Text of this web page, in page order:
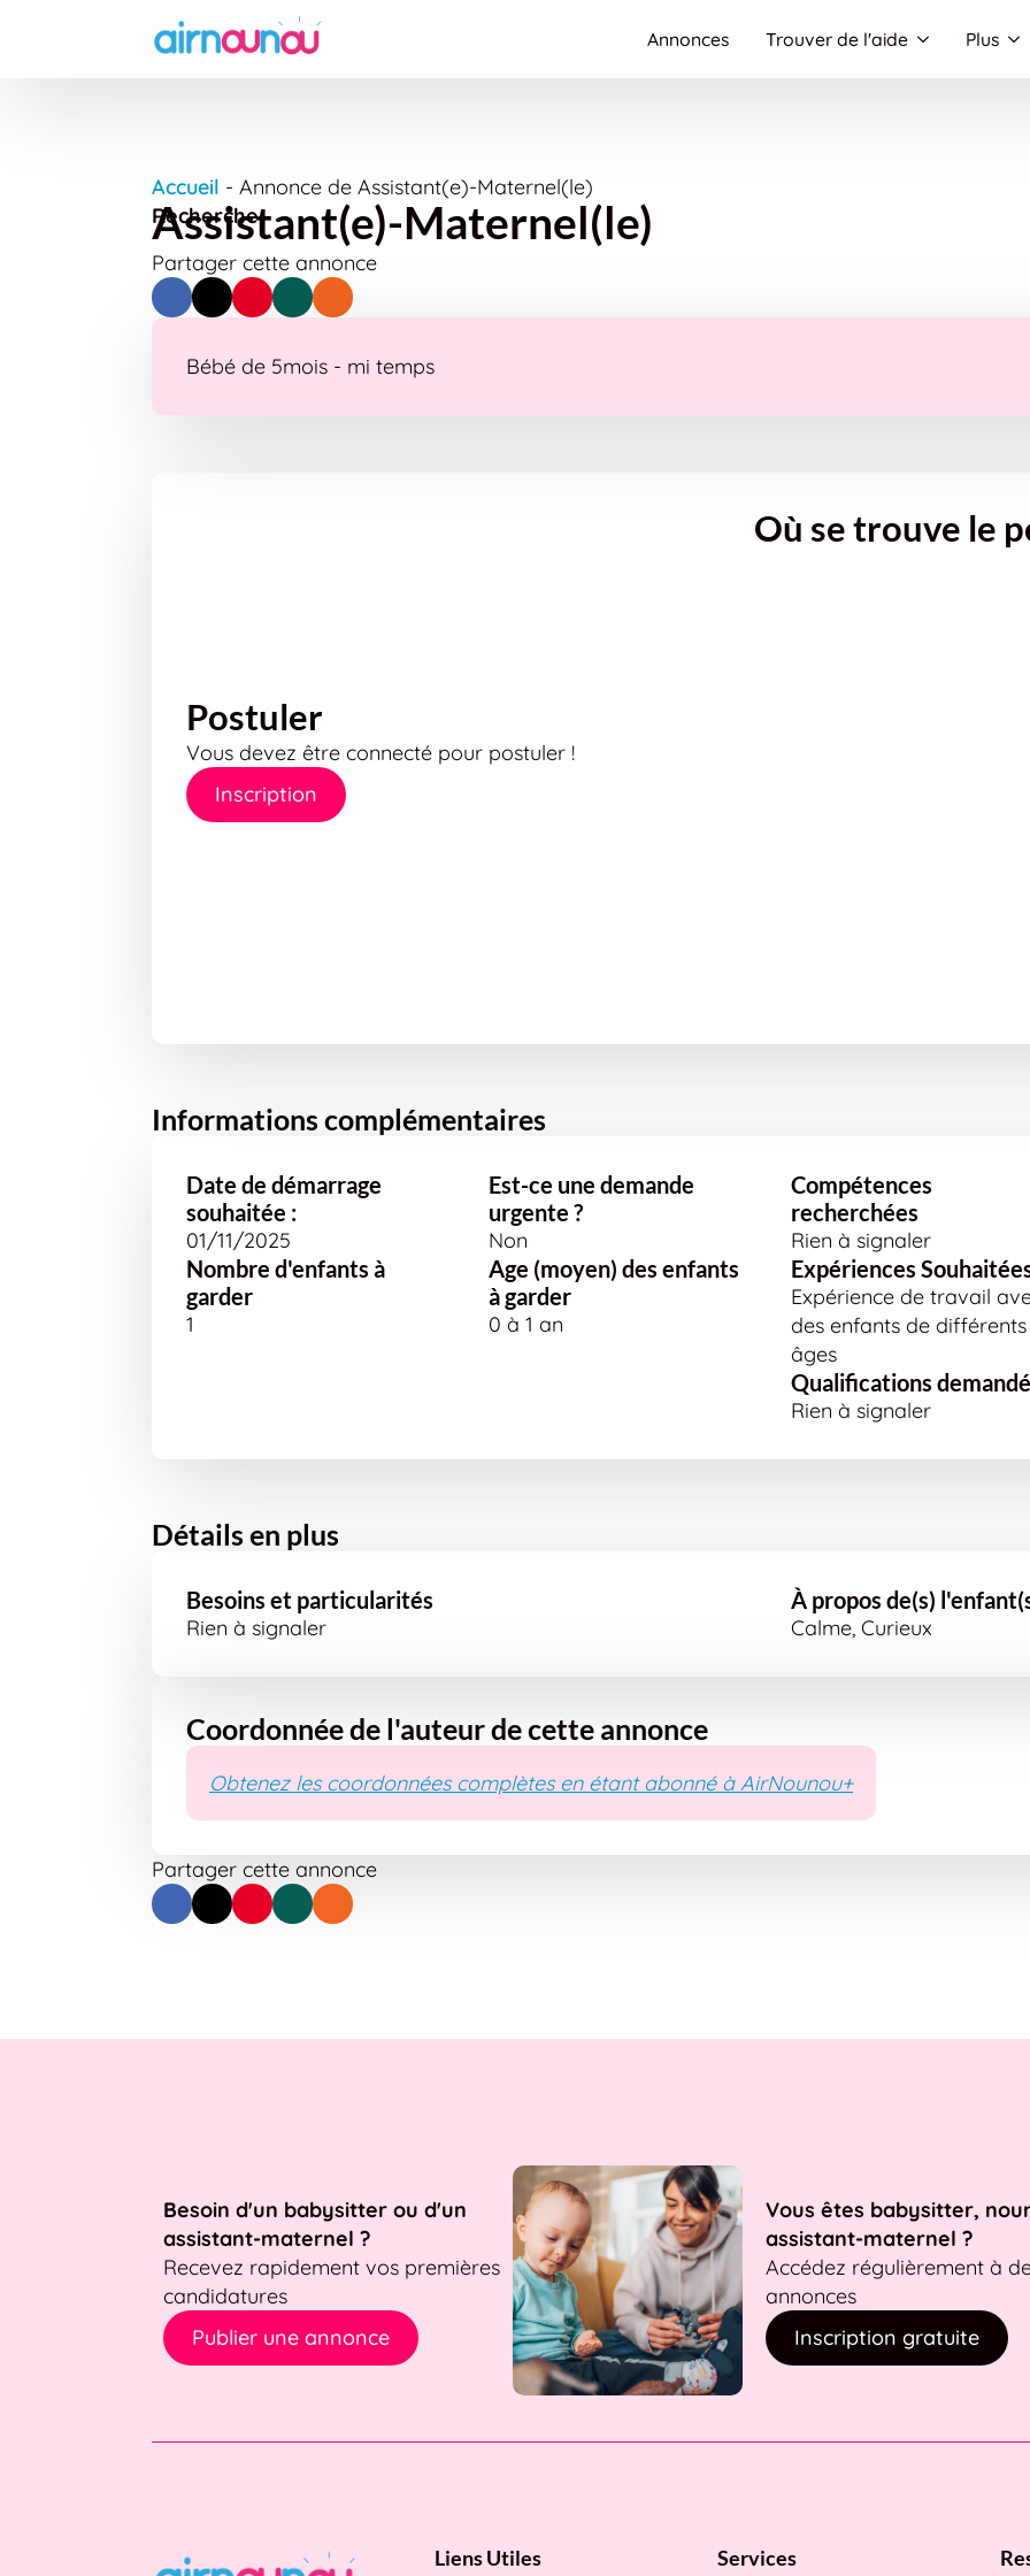
Annonces Trouver de l'aide Plus
Accueil - Annonce de Assistant(e)-Maternel(le)
Recherche
Assistant(e)-Maternel(le)
Partager cette annonce
Bébé de 5mois - mi temps
Postuler
Vous devez être connecté pour postuler !
Inscription
Où se trouve le
Informations complémentaires
Date de démarrage
souhaitée :
01/11/2025
Nombre d'enfants à
garder
1
Est-ce une demande
urgente ?
Non
Age (moyen) des enfants
à garder
0 à 1 an
Compétences
recherchées
Rien à signaler
Expériences
Expérience de travail
des enfants de différents
âges
Qualifications
Rien à signaler
Détails en plus
Besoins et particularités
Rien à signaler
À propos de(s)
Calme, Curieux
Coordonnée de l'auteur de cette annonce
Obtenez les coordonnées complètes en étant abonné à AirNounou+
Partager cette annonce
Besoin d'un babysitter ou d'un
assistant-maternel ?
Recevez rapidement vos premières
candidatures
Publier une annonce
Vous êtes babysitter,
assistant-maternel ?
Accédez régulièrement à
annonces
Inscription gratuite
Liens Utiles Services